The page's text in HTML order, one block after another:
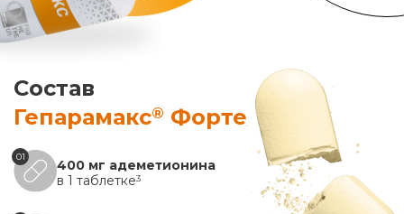
Состав
Гепарамакс® Форте
01
400 мг адеметионина
в 1 таблетке3